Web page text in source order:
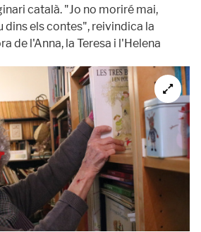
català. "Jo no moriré mai,
els contes", reivindica la
de l'Anna, la Teresa i l'Helena